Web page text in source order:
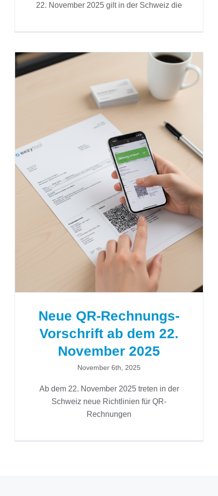
22. November 2025 gilt in der Schweiz die
Neue QR-Rechnungs-Vorschrift
ab dem 22. November 2025
Neue QR-Rechnungs-
Vorschrift ab dem 22.
November 2025
November 6th, 2025
Ab dem 22. November 2025 treten in der
Schweiz neue Richtlinien für QR-
Rechnungen